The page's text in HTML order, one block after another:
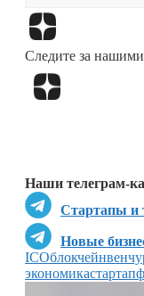
Следите за
Наши телеграм-
Стартапы и
Новые
ICOблокчейн
экономикастартап